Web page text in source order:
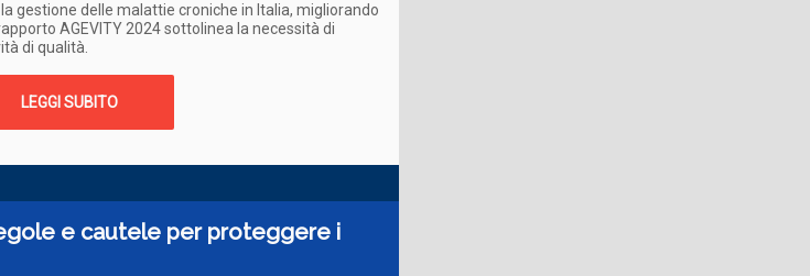
gestione delle malattie croniche in Italia, migliorando
AGEVITY 2024 sottolinea la necessità di
di qualità.
LEGGI SUBITO
e cautele per proteggere i